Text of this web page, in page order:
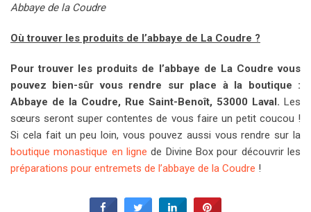
Abbaye de la Coudre
Où trouver les produits de l’abbaye de La Coudre ?
Pour trouver les produits de l’abbaye de La Coudre vous
pouvez bien-sûr vous rendre sur place à la boutique :
Abbaye de la Coudre, Rue Saint-Benoît, 53000 Laval. Les
sœurs seront super contentes de vous faire un petit coucou !
Si cela fait un peu loin, vous pouvez aussi vous rendre sur la
boutique monastique en ligne de Divine Box pour découvrir les
préparations pour entremets de l’abbaye de la Coudre !